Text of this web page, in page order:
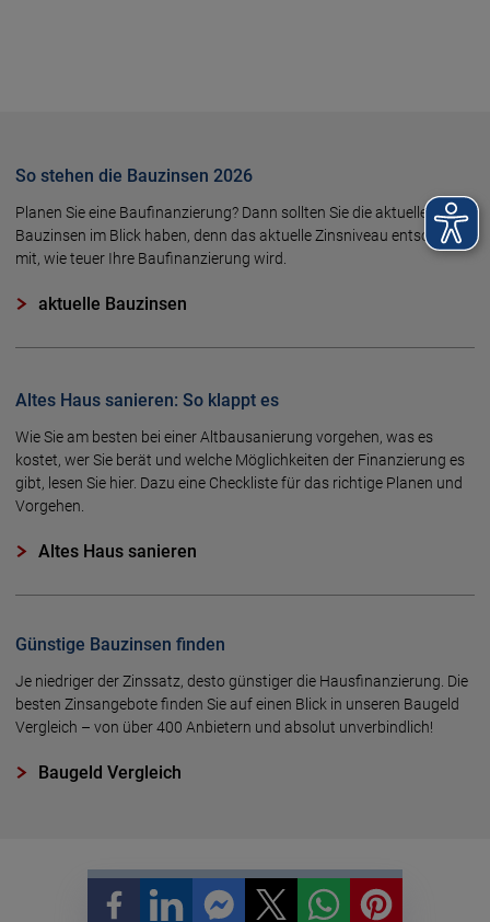
So stehen die Bauzinsen 2026
Planen Sie eine Baufinanzierung? Dann sollten Sie die aktuellen
Bauzinsen im Blick haben, denn das aktuelle Zinsniveau entscheidet
mit, wie teuer Ihre Baufinanzierung wird.
aktuelle Bauzinsen
Altes Haus sanieren: So klappt es
Wie Sie am besten bei einer Altbausanierung vorgehen, was es
kostet, wer Sie berät und welche Möglichkeiten der Finanzierung es
gibt, lesen Sie hier. Dazu eine Checkliste für das richtige Planen und
Vorgehen.
Altes Haus sanieren
Günstige Bauzinsen finden
Je niedriger der Zinssatz, desto günstiger die Hausfinanzierung. Die
besten Zinsangebote finden Sie auf einen Blick in unseren Baugeld
Vergleich – von über 400 Anbietern und absolut unverbindlich!
Baugeld Vergleich